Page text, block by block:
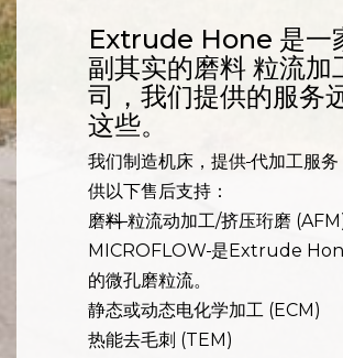
Extrude Hone 是一
副其实的磨料 粒流加
司，我们提供的服务
这些。
我们制造机床，提供
供以下售后支持：
磨料粒流动加工/挤压珩磨
MICROFLOW
的微孔磨粒流。
静态或动态电化学加工 (ECM)